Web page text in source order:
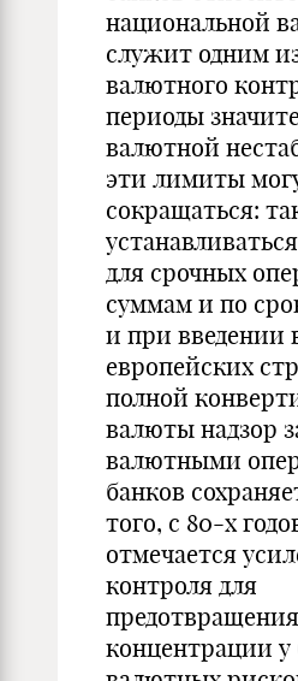
национальной
служит одним
валютного
периоды
валютной
эти лимиты
сокращаться:
для срочных
суммам и по
и при введении
европейских
полной
валюты надзор
валютными
банков
того, с 80-х
отмечается
контроля для
предотвращения
концентрации у